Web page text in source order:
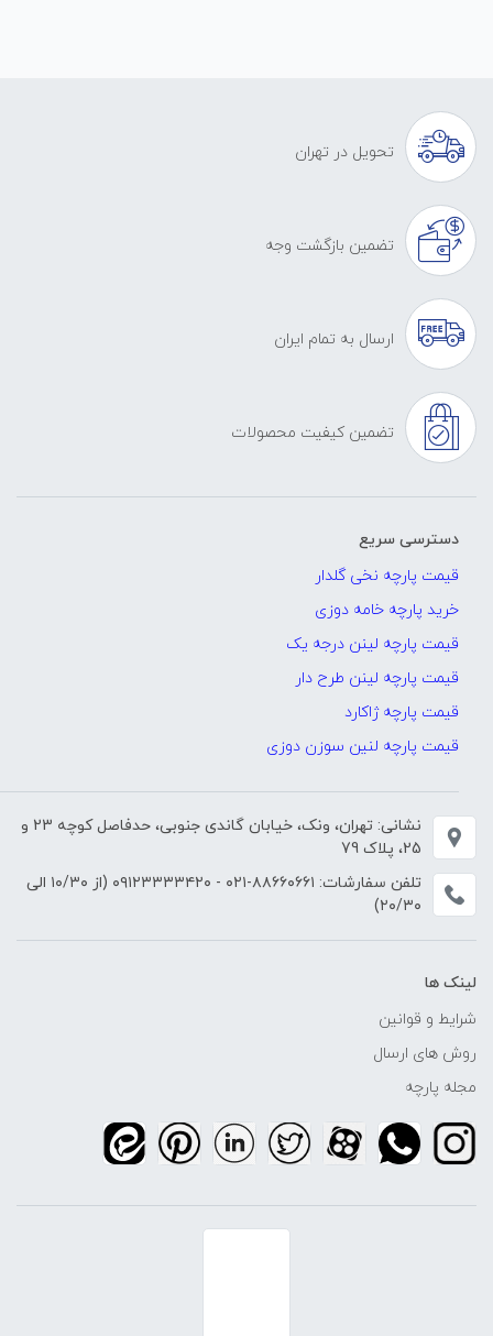
تحویل در تهران
تضمین بازگشت وجه
ارسال به تمام ایران
تضمین کیفیت محصولات
دسترسی سریع
قیمت پارچه نخی گلدار
خرید پارچه خامه دوزی
قیمت پارچه لینن درجه یک
قیمت پارچه لینن طرح دار
قیمت پارچه ژاکارد
قیمت پارچه لنین سوزن دوزی
نشانی: تهران، ونک، خیابان گاندی جنوبی، حدفاصل کوچه 23 و
25، پلاک 79
تلفن سفارشات: ۸۸۶۶۰۶۶۱-۰۲۱ - ۰۹۱۲۳۳۳۳۴۲۰
(از ۱۰/۳۰ الی
۲۰/۳۰)
لینک ها
شرایط و قوانین
روش های ارسال
مجله پارچه